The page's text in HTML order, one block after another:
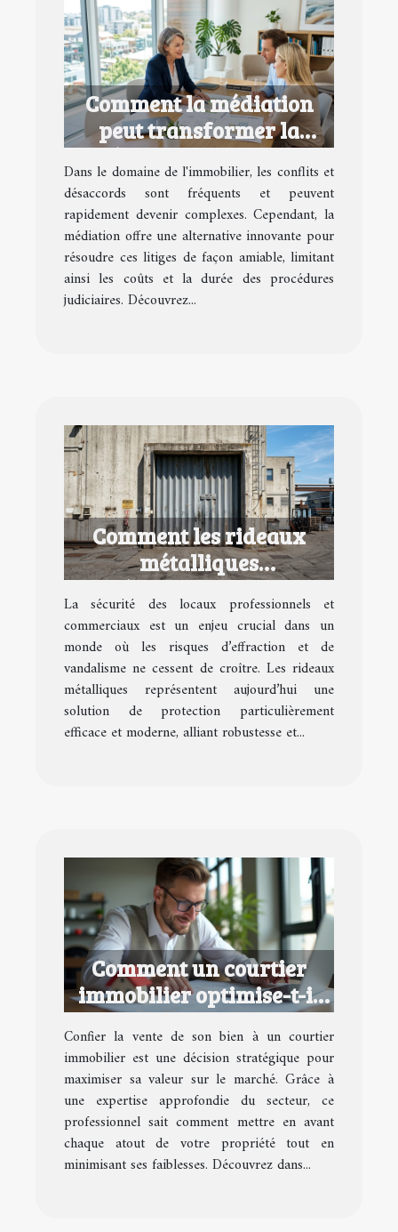
Comment la médiation
peut transformer la
résolution de litiges
immobiliers ?
Dans le domaine de l'immobilier, les conflits et
désaccords sont fréquents et peuvent
rapidement devenir complexes. Cependant, la
médiation offre une alternative innovante pour
résoudre ces litiges de façon amiable, limitant
ainsi les coûts et la durée des procédures
judiciaires. Découvrez...
Comment les rideaux
métalliques
révolutionnent la
sécurité des locaux ?
La sécurité des locaux professionnels et
commerciaux est un enjeu crucial dans un
monde où les risques d’effraction et de
vandalisme ne cessent de croître. Les rideaux
métalliques représentent aujourd’hui une
solution de protection particulièrement
efficace et moderne, alliant robustesse et...
Comment un courtier
immobilier optimise-t-il
la valeur de votre
propriété?
Confier la vente de son bien à un courtier
immobilier est une décision stratégique pour
maximiser sa valeur sur le marché. Grâce à
une expertise approfondie du secteur, ce
professionnel sait comment mettre en avant
chaque atout de votre propriété tout en
minimisant ses faiblesses. Découvrez dans...